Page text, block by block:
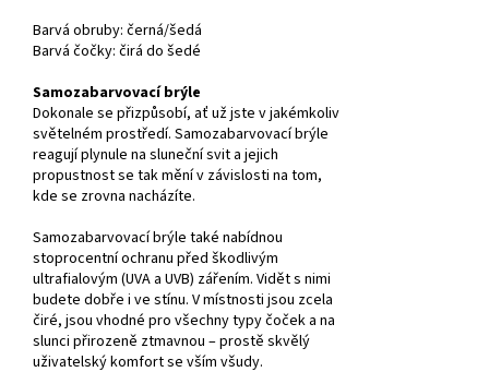
Barvá obruby: černá/šedá
Barvá čočky: čirá do šedé
Samozabarvovací brýle
Dokonale se přizpůsobí, ať už jste v jakémkoliv
světelném prostředí. Samozabarvovací brýle
reagují plynule na sluneční svit a jejich
propustnost se tak mění v závislosti na tom,
kde se zrovna nacházíte.
Samozabarvovací brýle také nabídnou
stoprocentní ochranu před škodlivým
ultrafialovým (UVA a UVB) zářením. Vidět s nimi
budete dobře i ve stínu. V místnosti jsou zcela
čiré, jsou vhodné pro všechny typy čoček a na
slunci přirozeně ztmavnou – prostě skvělý
uživatelský komfort se vším všudy.